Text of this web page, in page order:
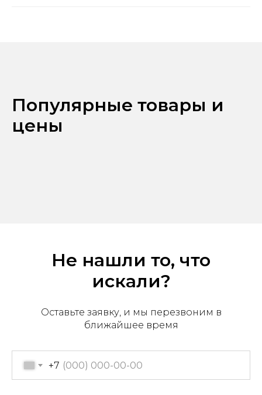
Популярные товары и
цены
Не нашли то, что
искали?
Оставьте заявку, и мы перезвоним в
ближайшее время
+7
+7 (909) 822-33-22
+7 (914)-543-22-33
Офис продаж: г. Хабаровск,
пер. Производственный, д.
2, 1 этаж, 107 офис